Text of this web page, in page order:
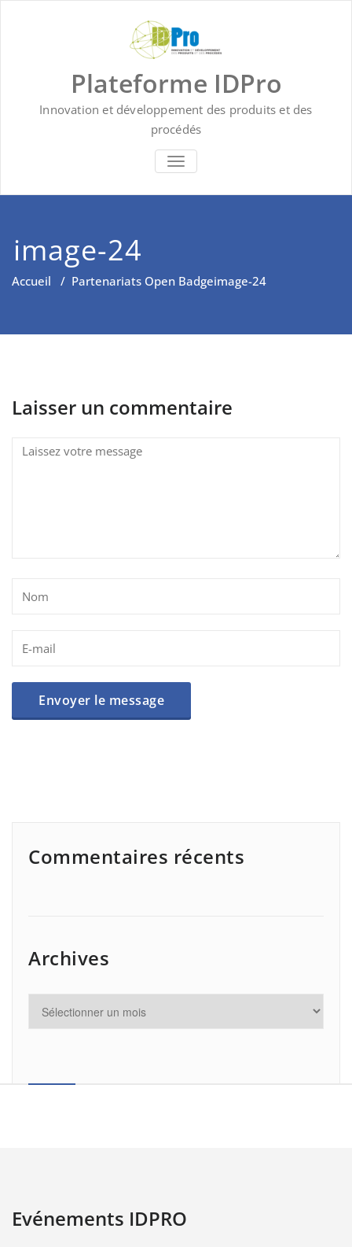
Plateforme IDPro
Innovation et développement des produits et des
procédés
BASCULER LA NAVIGATION
image-24
Accueil / Partenariats Open Badgeimage-24
Laisser un commentaire
Commentaires récents
Archives
Evénements IDPRO